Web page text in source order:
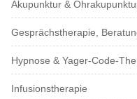
Akupunktur &
Gesprächstherapie,
Hypnose & Yager-Code-
Infusionstherapie